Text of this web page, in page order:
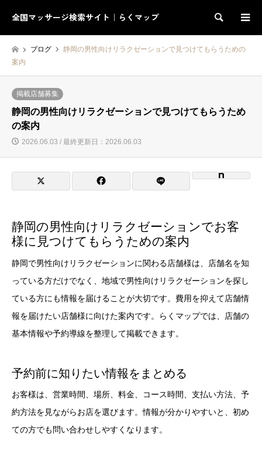
全国マッサージ検索サイト｜らくマップ 検索
ブログ
静岡の男性向けリラクゼーションで見つけてもらうための
案内
掲載店舗募集
静岡の男性向けリラクゼーションで見つけてもらうため
の案内
2026.06.03 / 最終更新日：2026.06.03
静岡の男性向けリラクゼーションでお客
様に見つけてもらうための案内
静岡で男性向けリラクゼーションに関わる店舗様は、店舗名を知
っている方だけでなく、地域で男性向けリラクゼーションを探し
ている方にも情報を届けることが大切です。費用を抑えて店舗情
報を届けたい店舗様に向けた案内です。らくマップでは、店舗の
基本情報や予約導線を整理して掲載できます。
予約前に知りたい情報をまとめる
お客様は、営業時間、場所、料金、コース時間、支払い方法、予
約方法を見ながらお店を選びます。情報が分かりやすいと、初め
ての方でも問い合わせしやすくなります。